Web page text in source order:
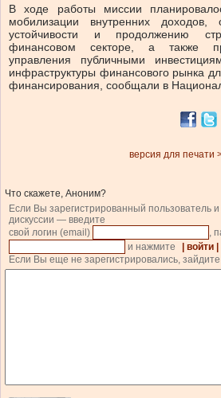
В ходе работы миссии
мобилизации внутренних доходов,
устойчивости и продолжению
финансовом секторе, а также
управления публичными
инфраструктуры финансового рынка
финансирования, сообщали в
версия для печати
Что скажете, Аноним?
Если Вы зарегистрированный пользователь и
дискуссии — введите
свой логин (email)
,
и нажмите
| войти |
Если Вы еще не зарегистрировались,